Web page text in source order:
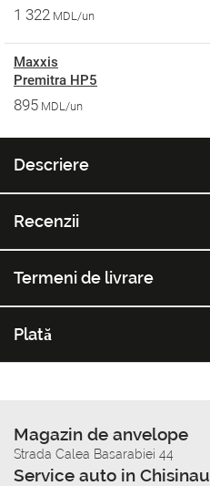
1 322 MDL/un
Maxxis
Premitra HP5
895 MDL/un
Descriere
Recenzii
Termeni de livrare
Plată
Magazin de anvelope
Strada Calea Basarabiei 44
Service auto in Chisinau